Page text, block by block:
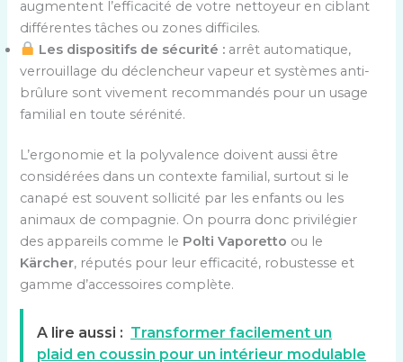
augmentent l’efficacité de votre nettoyeur en ciblant
différentes tâches ou zones difficiles.
Les dispositifs de sécurité : arrêt automatique,
verrouillage du déclencheur vapeur et systèmes anti-
brûlure sont vivement recommandés pour un usage
familial en toute sérénité.
L’ergonomie et la polyvalence doivent aussi être
considérées dans un contexte familial, surtout si le
canapé est souvent sollicité par les enfants ou les
animaux de compagnie. On pourra donc privilégier
des appareils comme le Polti Vaporetto ou le
Kärcher, réputés pour leur efficacité, robustesse et
gamme d’accessoires complète.
A lire aussi : Transformer facilement un
plaid en coussin pour un intérieur modulable